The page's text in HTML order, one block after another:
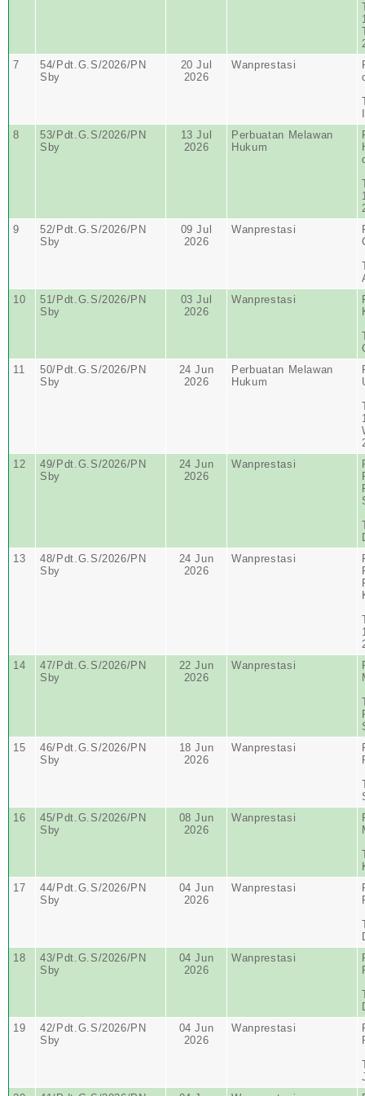
7
54/Pdt.G.S/2026/PN
Sby
20 Jul
2026
Wanprestasi
8
53/Pdt.G.S/2026/PN
Sby
13 Jul
2026
Perbuatan Melawan
Hukum
9
52/Pdt.G.S/2026/PN
Sby
09 Jul
2026
Wanprestasi
10
51/Pdt.G.S/2026/PN
Sby
03 Jul
2026
Wanprestasi
11
50/Pdt.G.S/2026/PN
Sby
24 Jun
2026
Perbuatan Melawan
Hukum
12
49/Pdt.G.S/2026/PN
Sby
24 Jun
2026
Wanprestasi
13
48/Pdt.G.S/2026/PN
Sby
24 Jun
2026
Wanprestasi
14
47/Pdt.G.S/2026/PN
Sby
22 Jun
2026
Wanprestasi
15
46/Pdt.G.S/2026/PN
Sby
18 Jun
2026
Wanprestasi
16
45/Pdt.G.S/2026/PN
Sby
08 Jun
2026
Wanprestasi
17
44/Pdt.G.S/2026/PN
Sby
04 Jun
2026
Wanprestasi
18
43/Pdt.G.S/2026/PN
Sby
04 Jun
2026
Wanprestasi
19
42/Pdt.G.S/2026/PN
Sby
04 Jun
2026
Wanprestasi